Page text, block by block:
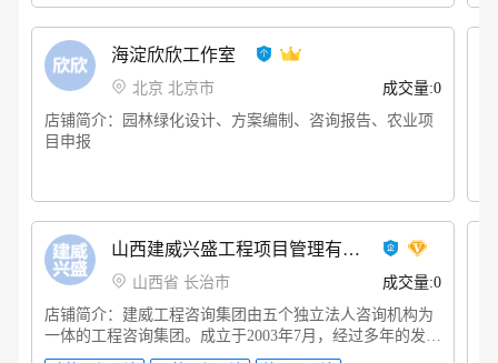
海淀欣欣工作室
北京 北京市
成交量:0
店铺简介：园林绿化设计、方案编制、咨询报告、农业项
目申报
山西建威兴盛工程项目管理有限公司
山西省 长治市
成交量:0
店铺简介：建威工程咨询集团由五个独立法人咨询机构为
一体的工程咨询集团。成立于2003年7月，经过多年的发
展，形成了以工程咨询、工程规划、工程勘察、工程设